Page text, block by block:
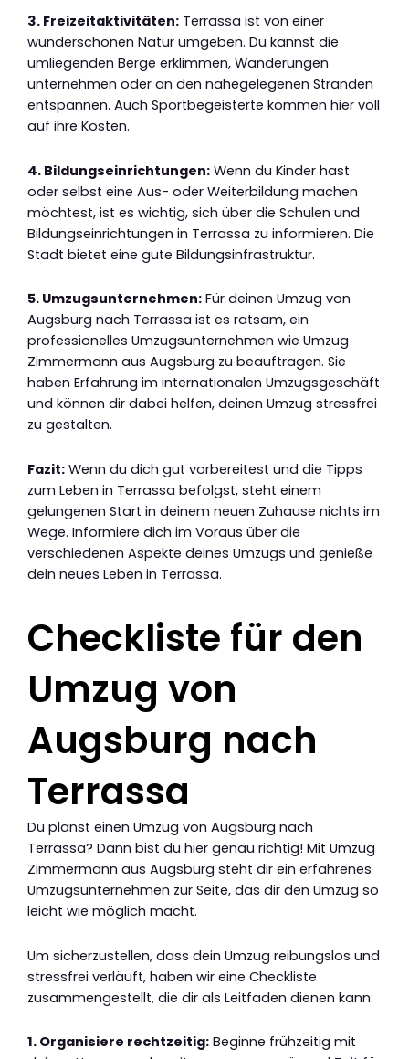
3. Freizeitaktivitäten: Terrassa ist von einer
wunderschönen Natur umgeben. Du kannst die
umliegenden Berge erklimmen, Wanderungen
unternehmen oder an den nahegelegenen Stränden
entspannen. Auch Sportbegeisterte kommen hier voll
auf ihre Kosten.
4. Bildungseinrichtungen: Wenn du Kinder hast
oder selbst eine Aus- oder Weiterbildung machen
möchtest, ist es wichtig, sich über die Schulen und
Bildungseinrichtungen in Terrassa zu informieren. Die
Stadt bietet eine gute Bildungsinfrastruktur.
5. Umzugsunternehmen: Für deinen Umzug von
Augsburg nach Terrassa ist es ratsam, ein
professionelles Umzugsunternehmen wie Umzug
Zimmermann aus Augsburg zu beauftragen. Sie
haben Erfahrung im internationalen Umzugsgeschäft
und können dir dabei helfen, deinen Umzug stressfrei
zu gestalten.
Fazit: Wenn du dich gut vorbereitest und die Tipps
zum Leben in Terrassa befolgst, steht einem
gelungenen Start in deinem neuen Zuhause nichts im
Wege. Informiere dich im Voraus über die
verschiedenen Aspekte deines Umzugs und genieße
dein neues Leben in Terrassa.
Checkliste für den
Umzug von
Augsburg nach
Terrassa
Du planst einen Umzug von Augsburg nach
Terrassa? Dann bist du hier genau richtig! Mit Umzug
Zimmermann aus Augsburg steht dir ein erfahrenes
Umzugsunternehmen zur Seite, das dir den Umzug so
leicht wie möglich macht.
Um sicherzustellen, dass dein Umzug reibungslos und
stressfrei verläuft, haben wir eine Checkliste
zusammengestellt, die dir als Leitfaden dienen kann:
1. Organisiere rechtzeitig: Beginne frühzeitig mit